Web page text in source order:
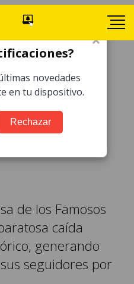
se
las
de los Famosos
caída
generando
seguidores por
×
novedades
en tu dispositivo.
Rechazar